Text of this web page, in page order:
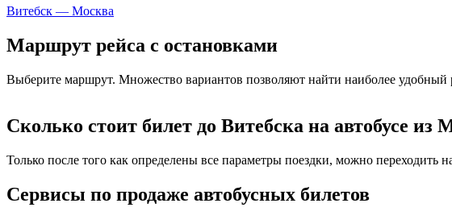
Витебск — Москва
Маршрут рейса с остановками
Выберите маршрут. Множество вариантов позволяют найти наиболее
Сколько стоит билет до Витебска на автобусе из
Только после того как определены все параметры поездки, можно
Сервисы по продаже автобусных билетов